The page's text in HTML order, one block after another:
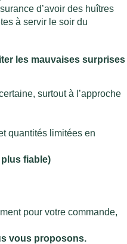
d’avoir des huîtres
à servir le soir du
les mauvaises surprises
surtout à l’approche
quantités limitées en
fiable)
pour votre commande,
vous proposons.